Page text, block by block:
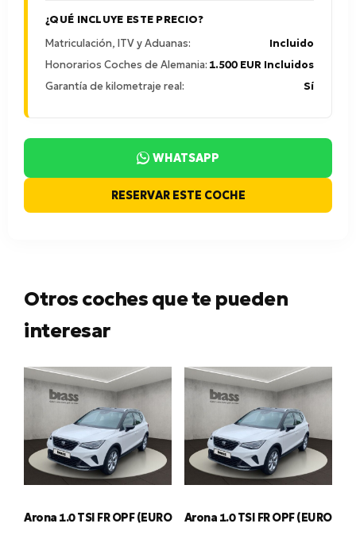
¿QUÉ INCLUYE ESTE PRECIO?
Matriculación, ITV y Aduanas:
Incluido
Honorarios Coches de Alemania: 1.500 EUR Incluidos
Garantía de kilometraje real:
Sí
WHATSAPP
RESERVAR ESTE COCHE
Otros coches que te pueden
interesar
Arona 1.0 TSI FR OPF (EURO Arona 1.0 TSI FR OPF (EURO